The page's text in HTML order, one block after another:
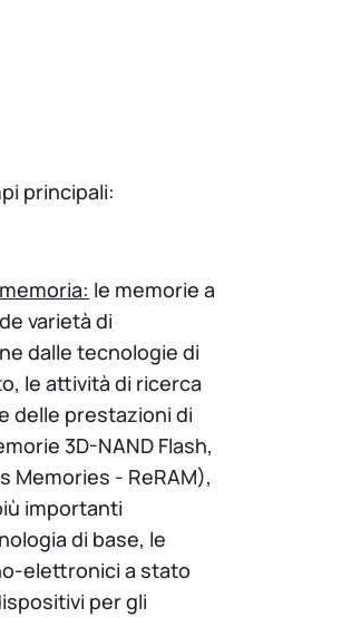
principali:
le memorie a
varietà di
dalle tecnologie di
le attività di ricerca
delle prestazioni di
3D-NAND Flash,
Memories - ReRAM),
importanti
di base, le
elettronici a stato
per gli